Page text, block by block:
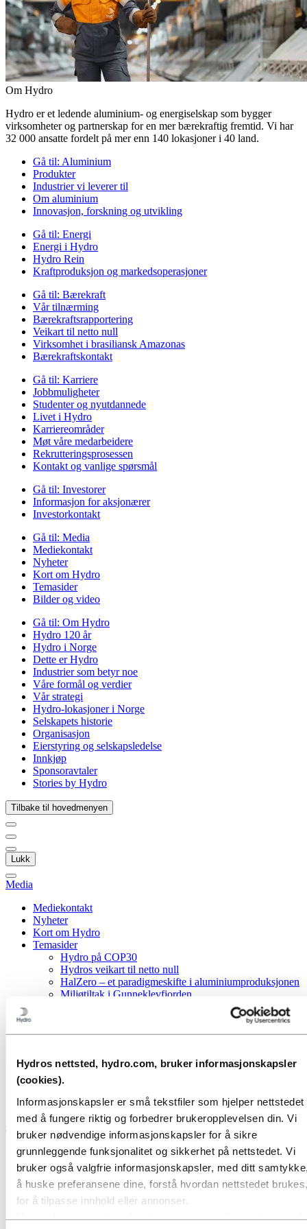
Hydros nettsted, hydro.com, bruker informasjonskapsler
(cookies).
Informasjonskapsler er små tekstfiler som hjelper nettstedet
med å fungere riktig og forbedrer brukeropplevelsen din. Vi
bruker nødvendige informasjonskapsler for å sikre
grunnleggende funksjonalitet og sikkerhet på nettstedet. Vi
bruker også valgfrie informasjonskapsler, med ditt
å huske preferansene dine, forstå hvordan nettstedet
for å tilpasse innhold eller annonser.
Om Hydro
Hydro er et ledende aluminium- og energiselskap som bygger
virksomheter og partnerskap for en mer bærekraftig fremtid. Vi har
32 000 ansatte fordelt på mer enn 140 lokasjoner i 40 land.
Gå til: Aluminium
Produkter
Industrier vi leverer til
Om aluminium
Innovasjon, forskning og utvikling
Gå til: Energi
Energi i Hydro
Hydro Rein
Kraftproduksjon og markedsoperasjoner
Gå til: Bærekraft
Vår tilnærming
Bærekraftsrapportering
Veikart til netto null
Virksomhet i brasiliansk Amazonas
Bærekraftskontakt
Gå til: Karriere
Jobbmuligheter
Studenter og nyutdannede
Livet i Hydro
Karriereområder
Møt våre medarbeidere
Rekrutteringsprosessen
Kontakt og vanlige spørsmål
Gå til: Investorer
Informasjon for aksjonærer
Investorkontakt
Gå til: Media
Mediekontakt
Nyheter
Kort om Hydro
Temasider
Bilder og video
Gå til: Om Hydro
Hydro 120 år
Hydro i Norge
Dette er Hydro
Industrier som betyr noe
Våre formål og verdier
Vår strategi
Hydro-lokasjoner i Norge
Selskapets historie
Organisasjon
Eierstyring og selskapsledelse
Innkjøp
Sponsoravtaler
Stories by Hydro
Tilbake til hovedmenyen
Lukk
Media
Mediekontakt
Nyheter
Kort om Hydro
Temasider
Hydro på COP30
Hydros veikart til netto null
HalZero – et paradigmeskifte i aluminiumproduksjonen
Miljøtiltak i Gunneklevfjorden
Våre tiltak
Sustainable Barcarena Initiative og samfunnsinvesteringer
Sustainable Barcarena Initiative og
samfunnsinvesteringer